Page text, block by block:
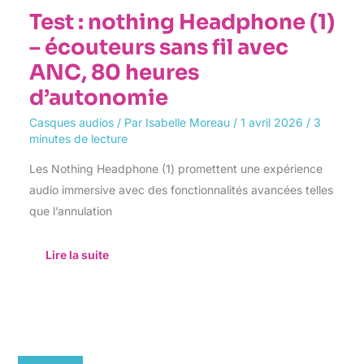
Test : nothing Headphone (1)
– écouteurs sans fil avec
ANC, 80 heures
d’autonomie
Casques audios/ Par Isabelle Moreau / 1 avril 2026 / 3
minutes de lecture
Les Nothing Headphone (1) promettent une expérience
audio immersive avec des fonctionnalités avancées telles
que l’annulation
Lire la suite